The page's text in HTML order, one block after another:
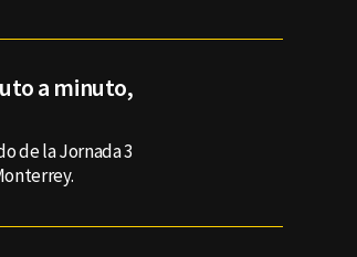
a minuto,
de la Jornada 3